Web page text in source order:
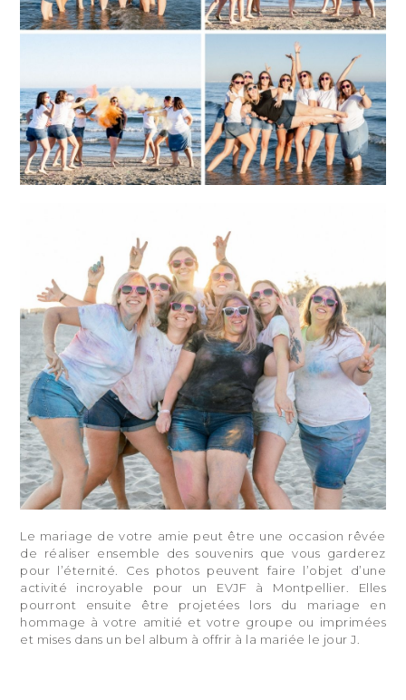
Le mariage de votre amie peut être une occasion rêvée
de réaliser ensemble des souvenirs que vous garderez
pour l’éternité. Ces photos peuvent faire l’objet d’une
activité incroyable pour un EVJF à Montpellier. Elles
pourront ensuite être projetées lors du mariage en
hommage à votre amitié et votre groupe ou imprimées
et mises dans un bel album à offrir à la mariée le jour J.